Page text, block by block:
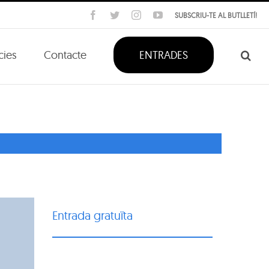
SUBSCRIU-TE AL BUTLLETÍ!
Facebook
TwitterInstagramYouTube
Contacte ENTRADES
Entrada gratuïta